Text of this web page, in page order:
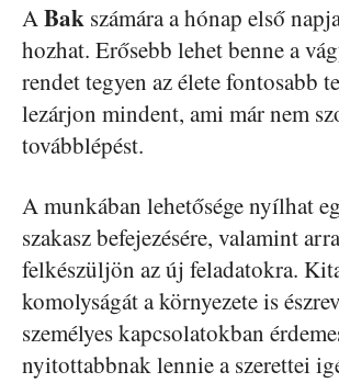
ABak számára a hónap első
hozhat. Erősebb lehet benne a
rendet tegyen az élete fontosabb
lezárjon mindent, ami már nem
továbblépést.
A munkában lehetősége nyílhat
szakasz befejezésére, valamint
felkészüljön az új feladatokra.
komolyságát a környezete is
személyes kapcsolatokban
nyitottabbnak lennie a szerettei